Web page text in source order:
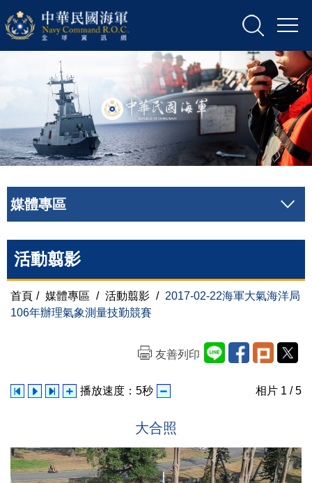
媒體專區
活動翦影
首頁 / 媒體專區 / 活動翦影 / 2017-02-22海軍大氣海洋局
106年辦理氣象測量技勤競賽
友善列印
播放速度： 5秒 相片 1 / 5
大合照